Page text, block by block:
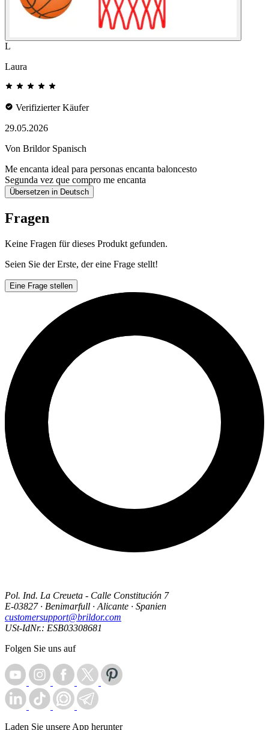
L
Laura
Verifizierter Käufer
29.05.2026
Von Brildor Spanisch
Me encanta ideal para personas encanta baloncesto
Segunda vez que compro me encanta
Übersetzen in Deutsch
Fragen
Keine Fragen für dieses Produkt gefunden.
Seien Sie der Erste, der eine Frage stellt!
Eine Frage stellen
Pol. Ind. La Creueta - Calle Constitución 7
E-03827 · Benimarfull · Alicante · Spanien
customersupport@brildor.com
USt-IdNr.: ESB03308681
Folgen Sie uns auf
Laden Sie unsere App herunter